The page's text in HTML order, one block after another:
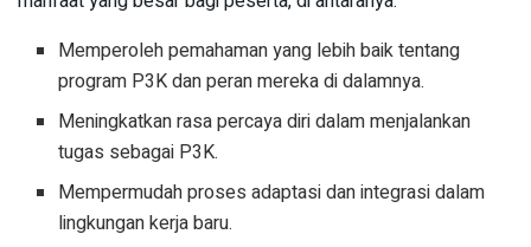
Memperoleh pemahaman yang lebih baik tentang
program P3K dan peran mereka di dalamnya.
Meningkatkan rasa percaya diri dalam menjalankan
tugas sebagai P3K.
Mempermudah proses adaptasi dan integrasi dalam
lingkungan kerja baru.